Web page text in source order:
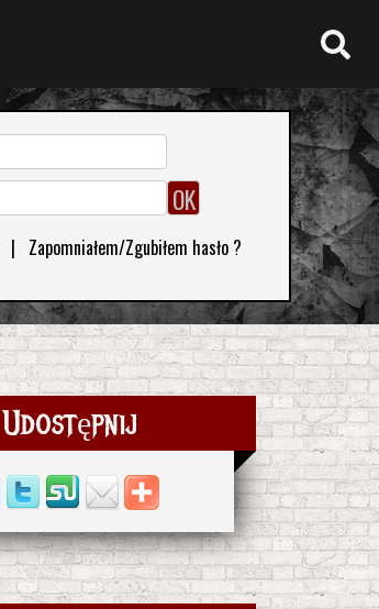
| Zapomniałem/Zgubiłem hasło ?
Udostępnij